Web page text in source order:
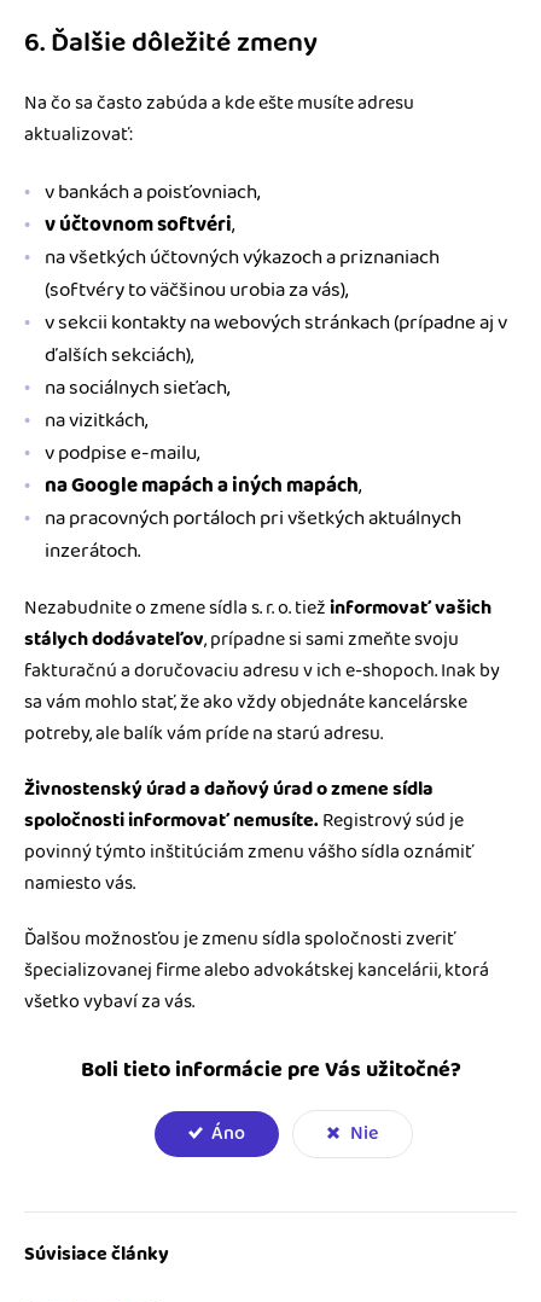
6. Ďalšie dôležité zmeny
Na čo sa často zabúda a kde ešte musíte adresu
aktualizovať:
v bankách a poisťovniach,
v účtovnom softvéri,
na všetkých účtovných výkazoch a priznaniach
(softvéry to väčšinou urobia za vás),
v sekcii kontakty na webových stránkach (prípadne aj v
ďalších sekciách),
na sociálnych sieťach,
na vizitkách,
v podpise e-mailu,
na Google mapách a iných mapách,
na pracovných portáloch pri všetkých aktuálnych
inzerátoch.
Nezabudnite o zmene sídla s. r. o. tiežinformovať vašich
stálych dodávateľov, prípadne si sami zmeňte svoju
fakturačnú a doručovaciu adresu v ich e-shopoch. Inak by
sa vám mohlo stať, že ako vždy objednáte kancelárske
potreby, ale balík vám príde na starú adresu.
Živnostenský úrad a daňový úrad o zmene sídla
spoločnosti informovať nemusíte.Registrový súd je
povinný týmto inštitúciám zmenu vášho sídla oznámiť
namiesto vás.
Ďalšou možnosťou je zmenu sídla spoločnosti zveriť
špecializovanej firme alebo advokátskej kancelárii, ktorá
všetko vybaví za vás.
Boli tieto informácie pre Vás užitočné?
Áno Nie
Súvisiace články